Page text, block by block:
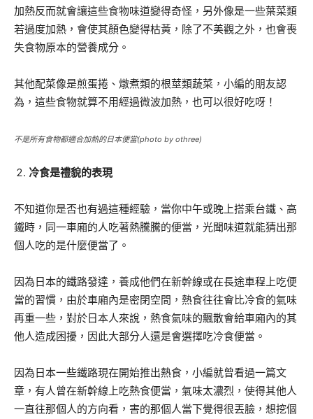
加熱反而就會讓這些食物味道變得奇怪，另外像是一些葉菜類
若過度加熱，會使其顏色變得枯黃，除了不美觀之外，也會喪
失食物原本的營養成分。
其他配菜像是煎蛋捲、燉煮類的根莖類蔬菜，小編的朋友認
為，這些食物就算不用經過微波加熱，也可以很好吃呀！
不是所有食物都適合加熱的日本便當(photo by othree)
冷食是禮貌的表現
不知道你是否也有過這種經驗，當你中午或晚上搭乘台鐵、高
鐵時，同一車廂的人吃著熱騰騰的便當，光聞味道就能猜出那
個人吃的是什麼便當了。
因為日本的鐵路發達，養成他們在新幹線或在長途車程上吃便
當的習慣，由於車廂內是密閉空間，熱食往往會比冷食的氣味
再重一些，對於日本人來說，熱食氣味的飄散會給車廂內的其
他人造成困擾，因此大部分人還是會選擇吃冷食便當。
因為日本一些鐵路現在開始推出熱食，小編就曾看過一篇文
章，有人曾在新幹線上吃熱食便當，氣味太濃烈，使得其他人
一直往那個人的方向看，害的那個人當下覺得很丟臉，想挖個